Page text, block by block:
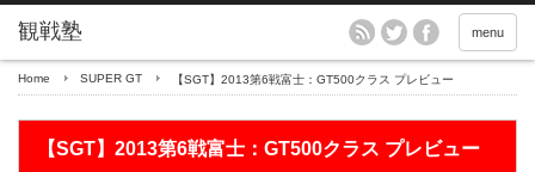
menu
Home SUPER GT 【SGT】2013第6戦富士：GT500クラス プレビュー
【SGT】2013第6戦富士：GT500クラス プレビュー